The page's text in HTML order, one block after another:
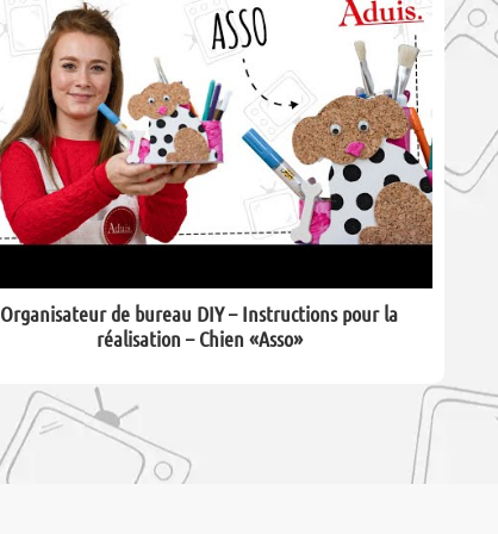
Organisateur de bureau DIY – Instructions pour la
réalisation – Chien «Asso»